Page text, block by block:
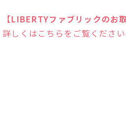
【LIBERTYファブリックのお
詳しくはこちらをご覧ください